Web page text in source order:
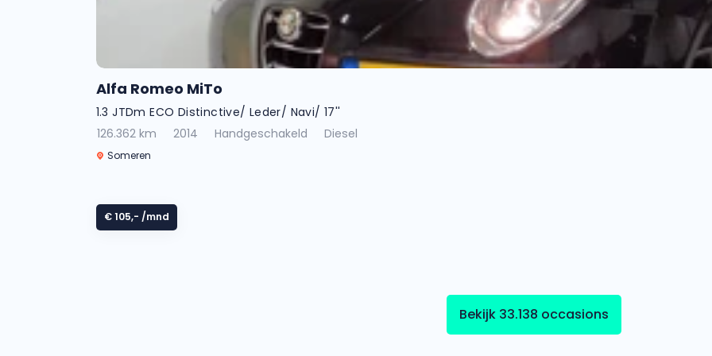
Alfa Romeo MiTo
1.3 JTDm ECO Distinctive/ Leder/ Navi/ 17''
126.362 km
2014 Handgeschakeld Diesel
Someren
€ 105,- /mnd
Bekijk 33.138 occasions